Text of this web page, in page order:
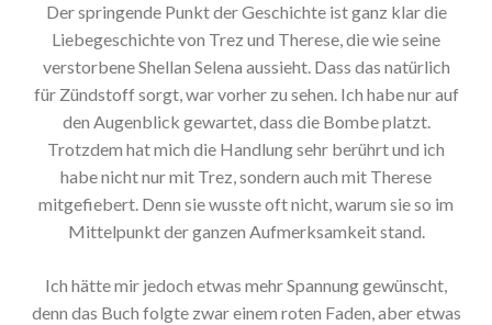
Der springende Punkt der Geschichte ist ganz klar die
Liebegeschichte von Trez und Therese, die wie seine
verstorbene Shellan Selena aussieht. Dass das natürlich
für Zündstoff sorgt, war vorher zu sehen. Ich habe nur auf
den Augenblick gewartet, dass die Bombe platzt.
Trotzdem hat mich die Handlung sehr berührt und ich
habe nicht nur mit Trez, sondern auch mit Therese
mitgefiebert. Denn sie wusste oft nicht, warum sie so im
Mittelpunkt der ganzen Aufmerksamkeit stand.
Ich hätte mir jedoch etwas mehr Spannung gewünscht,
denn das Buch folgte zwar einem roten Faden, aber etwas